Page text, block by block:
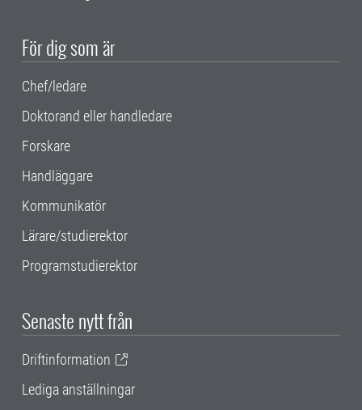
För dig som är
Chef/ledare
Doktorand eller handledare
Forskare
Handläggare
Kommunikatör
Lärare/studierektor
Programstudierektor
Senaste nytt från
Driftinformation
Lediga anställningar